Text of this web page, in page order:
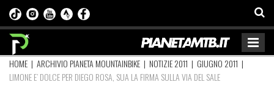
HOME | ARCHIVIO PIANETA MOUNTAINBIKE | NOTIZIE 2011 | GIUGNO 2011 |
LIMONE E’ DOLCE PER DIEGO ROSA, SUA LA FIRMA SULLA VIA DEL SALE